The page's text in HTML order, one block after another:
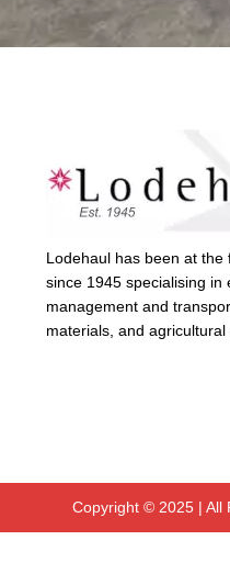
Lodehaul has been at the
since 1945 specialising in
management and
materials, and agricultural
Copyright © 2025 | All